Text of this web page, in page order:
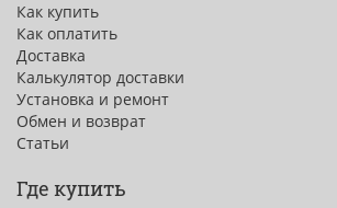
Как купить
Как оплатить
Доставка
Калькулятор доставки
Установка и ремонт
Обмен и возврат
Статьи
Где купить